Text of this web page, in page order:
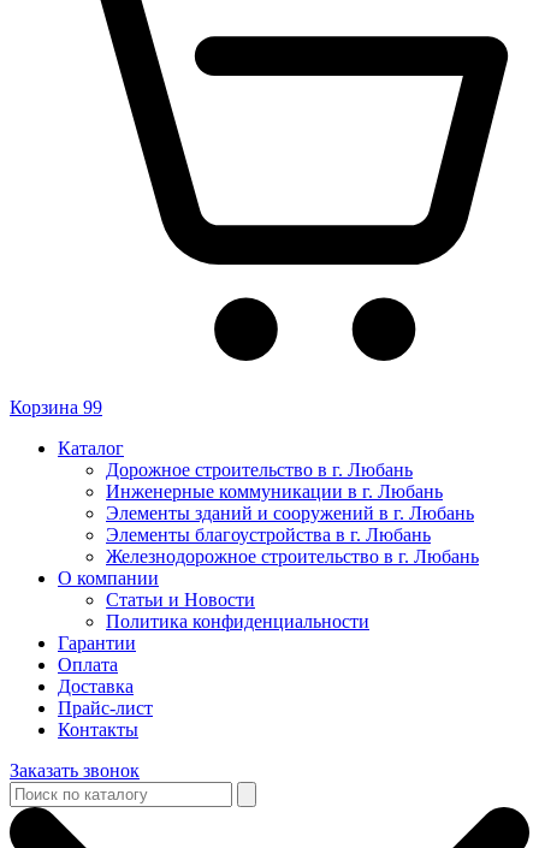
Корзина 99
Каталог
Дорожное строительство в г. Любань
Инженерные коммуникации в г. Любань
Элементы зданий и сооружений в г. Любань
Элементы благоустройства в г. Любань
Железнодорожное строительство в г. Любань
О компании
Статьи и Новости
Политика конфиденциальности
Гарантии
Оплата
Доставка
Прайс-лист
Контакты
Заказать звонок